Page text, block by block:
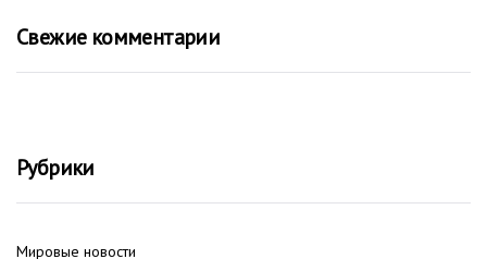
Свежие комментарии
Рубрики
Мировые новости